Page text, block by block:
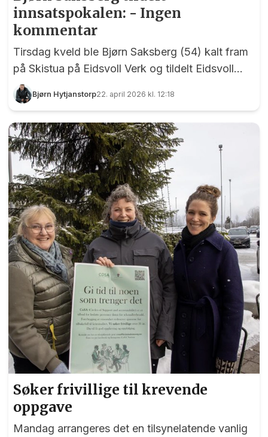
innsatspokalen: - Ingen
kommentar
Tirsdag kveld ble Bjørn Saksberg (54) kalt fram
på Skistua på Eidsvoll Verk og tildelt Eidsvoll
Idrettsråds innsatspokal for 2025.
Bjørn Hytjanstorp22. april 2026 kl. 12:18
Søker frivillige til krevende
oppgave
Mandag arrangeres det en tilsynelatende vanlig